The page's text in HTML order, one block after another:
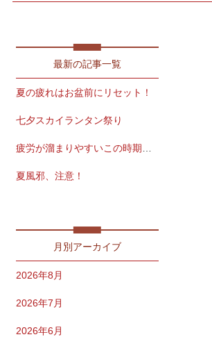
最新の記事一覧
夏の疲れはお盆前にリセット！
七夕スカイランタン祭り
夏風邪、注意！
月別アーカイブ
2026年8月
2026年7月
2026年6月